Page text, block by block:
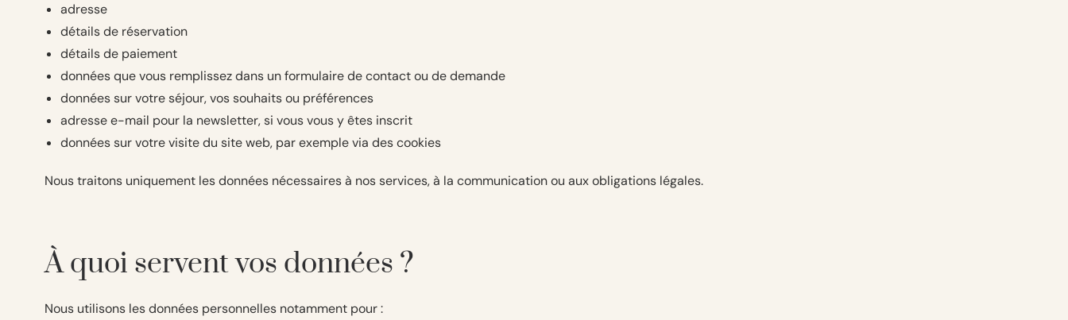
adresse
détails de réservation
détails de paiement
données que vous remplissez dans un formulaire de contact ou de demande
données sur votre séjour, vos souhaits ou préférences
adresse e-mail pour la newsletter, si vous vous y êtes inscrit
données sur votre visite du site web, par exemple via des cookies
Nous traitons uniquement les données nécessaires à nos services, à la communication ou aux obligations légales.
À quoi servent vos données ?
Nous utilisons les données personnelles notamment pour :